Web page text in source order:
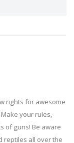
rights for awesome
Make your rules,
of guns! Be aware
reptiles all over the